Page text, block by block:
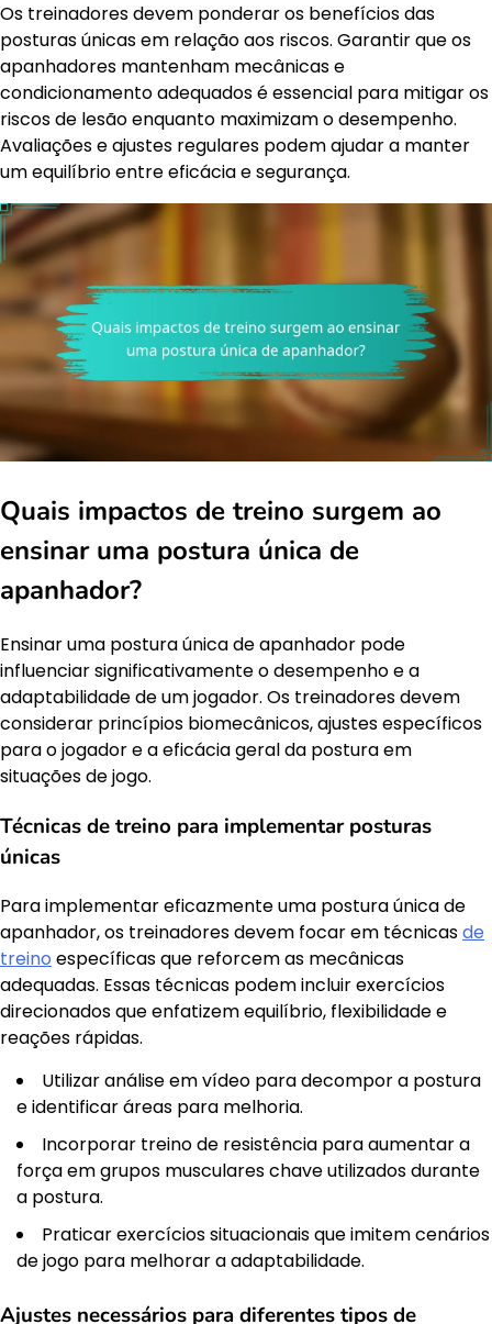
Os treinadores devem ponderar os benefícios das
posturas únicas em relação aos riscos. Garantir que os
apanhadores mantenham mecânicas e
condicionamento adequados é essencial para mitigar os
riscos de lesão enquanto maximizam o desempenho.
Avaliações e ajustes regulares podem ajudar a manter
um equilíbrio entre eficácia e segurança.
Quais impactos de treino surgem ao
ensinar uma postura única de
apanhador?
Ensinar uma postura única de apanhador pode
influenciar significativamente o desempenho e a
adaptabilidade de um jogador. Os treinadores devem
considerar princípios biomecânicos, ajustes específicos
para o jogador e a eficácia geral da postura em
situações de jogo.
Técnicas de treino para implementar posturas
únicas
Para implementar eficazmente uma postura única de
apanhador, os treinadores devem focar em técnicasde
treino específicas que reforcem as mecânicas
adequadas. Essas técnicas podem incluir exercícios
direcionados que enfatizem equilíbrio, flexibilidade e
reações rápidas.
Utilizar análise em vídeo para decompor a postura
e identificar áreas para melhoria.
Incorporar treino de resistência para aumentar a
força em grupos musculares chave utilizados durante
a postura.
Praticar exercícios situacionais que imitem cenários
de jogo para melhorar a adaptabilidade.
Ajustes necessários para diferentes tipos de